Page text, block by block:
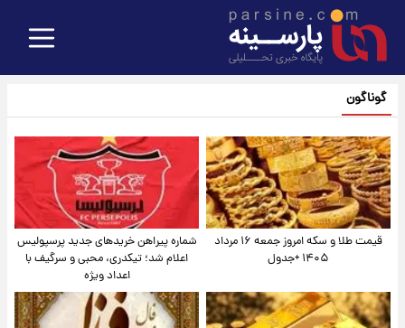
گوناگون
قیمت طلا و سکه امروز جمعه ۱۶ مرداد
۱۴۰۵ +جدول
شماره پیراهن خریدهای جدید پرسپولیس
اعلام شد؛ تیکدری، محبی و سرگیف با
اعداد ویژه